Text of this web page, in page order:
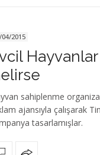
04/2015
Hayvanlar
sahiplenme
ajansıyla çalışarak
tasarlamışlar.